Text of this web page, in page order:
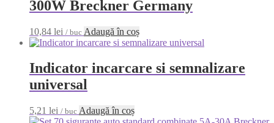
300W Breckner Germany
10,84 lei / buc Adaugă în coș
Indicator incarcare si semnalizare
universal
5,21 lei / buc Adaugă în coș